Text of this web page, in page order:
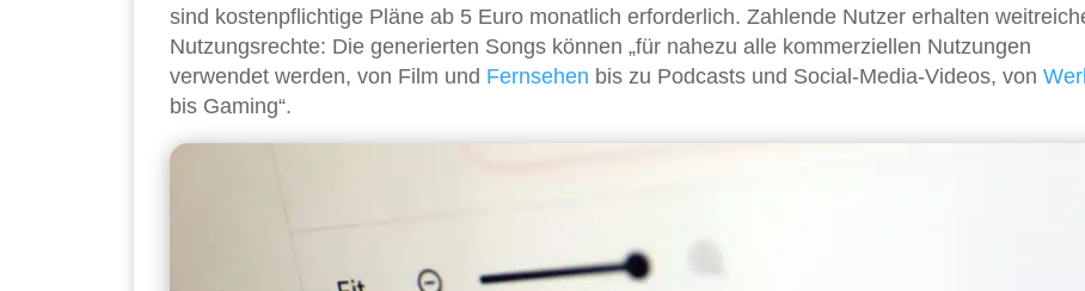
sind kostenpflichtige Pläne ab 5 Euro monatlich erforderlich. Zahlende Nutzer erhalten
Nutzungsrechte: Die generierten Songs können „für nahezu alle kommerziellen Nutzungen
verwendet werden, von Film und Fernsehen bis zu Podcasts und Social-Media-Videos, von
bis Gaming“.